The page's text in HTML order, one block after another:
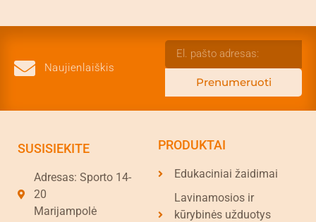
Naujienlaiškis
Prenumeruoti
SUSISIEKITE
Adresas: Sporto 14-
20
Marijampolė
PRODUKTAI
Edukaciniai žaidimai
Lavinamosios ir
kūrybinės užduotys